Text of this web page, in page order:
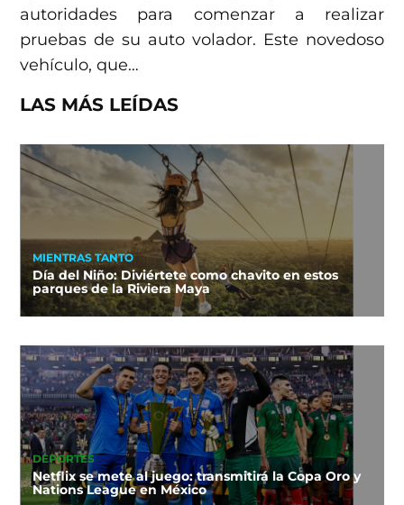
autoridades para comenzar a realizar
pruebas de su auto volador. Este novedoso
vehículo, que…
LAS MÁS LEÍDAS
MIENTRAS TANTO
Día del Niño: Diviértete como chavito en estos
parques de la Riviera Maya
DEPORTES
Netflix se mete al juego: transmitirá la Copa Oro y
Nations League en México